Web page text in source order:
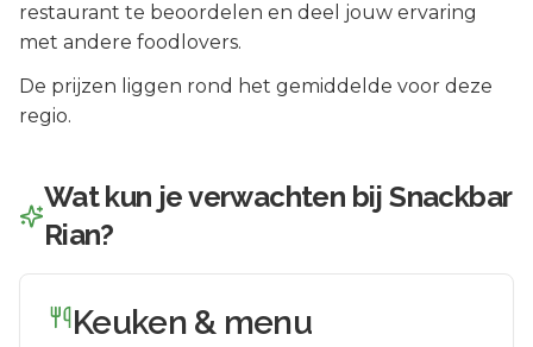
restaurant te beoordelen en deel jouw ervaring
met andere foodlovers.
De prijzen liggen rond het gemiddelde voor deze
regio.
Wat kun je verwachten bijSnackbar
Rian?
Keuken & menu